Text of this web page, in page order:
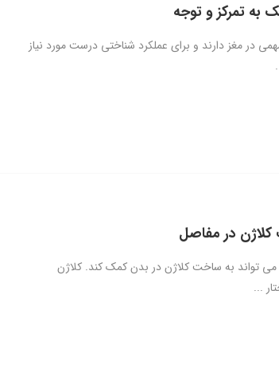
به تمرکز و توجه
در مغز دارند و برای عملکرد شناختی درست مورد نیاز
در مفاصل
می تواند به ساخت کلاژن در بدن کمک کند. کلاژن
...